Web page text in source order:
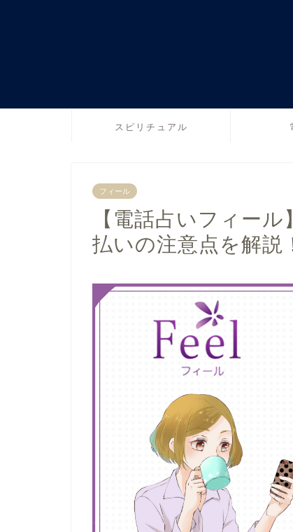
スピリチュアル
フィール
【電話占いフィー
払いの注意点を解説